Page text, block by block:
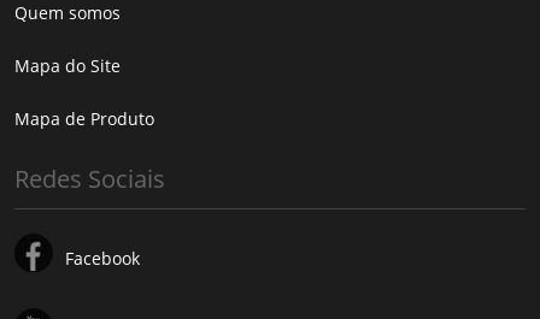
Quem somos
Mapa do Site
Mapa de Produto
Redes Sociais
Facebook